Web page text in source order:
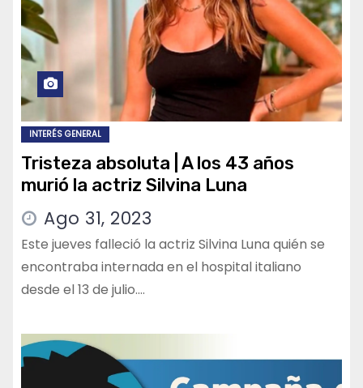
INTERÉS GENERAL
Tristeza absoluta | A los 43 años
murió la actriz Silvina Luna
Ago 31, 2023
Este jueves falleció la actriz Silvina Luna quién se
encontraba internada en el hospital italiano
desde el 13 de julio.…